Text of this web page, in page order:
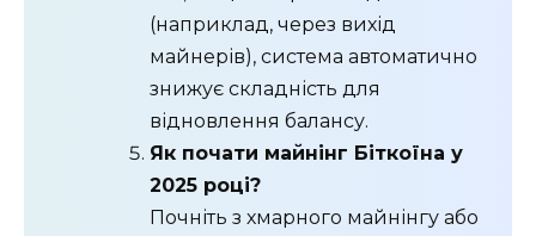
(наприклад, через вихід
майнерів), система автоматично
знижує складність для
відновлення балансу.
Як почати майнінг Біткоїна у
2025 році?
Почніть з хмарного майнінгу або